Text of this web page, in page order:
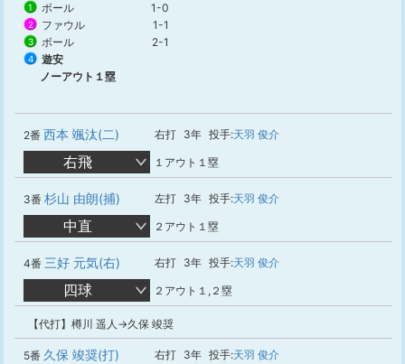
1 ボール 1-0
2 ファウル 1-1
3 ボール 2-1
4
遊安
ノーアウト１塁
2番 西本 颯汰(二) 右打 3年 投手:天羽 俊介
右飛 １アウト１塁
3番 杉山 由朗(捕) 左打 3年 投手:天羽 俊介
中直 ２アウト１塁
4番 三好 元気(右) 右打 3年 投手:天羽 俊介
四球 ２アウト１,２塁
【代打】樽川 遥人→久保 竣奨
5番 久保 竣奨(打) 右打 3年 投手:天羽 俊介